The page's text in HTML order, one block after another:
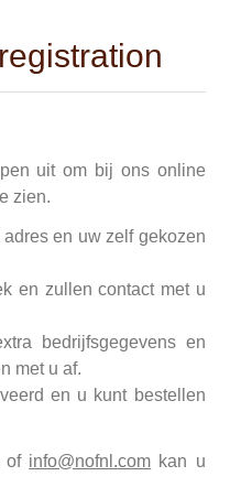
uit om bij ons online
zien.
en uw zelf gekozen
en zullen contact met u
bedrijfsgegevens en
met u af.
en u kunt bestellen
info@nofnl.com kan u